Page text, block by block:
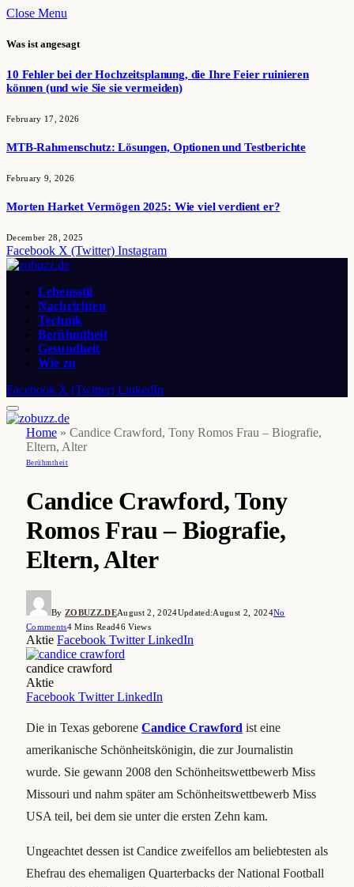
Close Menu
Was ist angesagt
10 Fehler bei der Hochzeitsplanung, die Ihre Feier ruinieren
können (und wie Sie sie vermeiden)
February 17, 2026
MTB-Rahmenschutz: Lösungen, Optionen und Testberichte
February 9, 2026
Morten Harket Vermögen 2025: Wie viel verdient er?
December 28, 2025
Facebook X (Twitter) Instagram
Lebensstil
Nachrichten
Technik
Berühmtheit
Gesundheit
Wie zu
Facebook X (Twitter) LinkedIn
Home » Candice Crawford, Tony Romos Frau – Biografie,
Eltern, Alter
Berühmtheit
Candice Crawford, Tony
Romos Frau – Biografie,
Eltern, Alter
By ZOBUZZ.DEAugust 2, 2024Updated:August 2, 2024No
Comments4 Mins Read46Views
Aktie Facebook Twitter LinkedIn
candice crawford
Aktie
Facebook Twitter LinkedIn
Die in Texas geborene Candice Crawford ist eine
amerikanische Schönheitskönigin, die zur Journalistin
wurde. Sie gewann 2008 den Schönheitswettbewerb Miss
Missouri und nahm später am Schönheitswettbewerb Miss
USA teil, bei dem sie unter die ersten Zehn kam.
Ungeachtet dessen ist Candice zweifellos am beliebtesten als
Ehefrau des ehemaligen Quarterbacks der National Football